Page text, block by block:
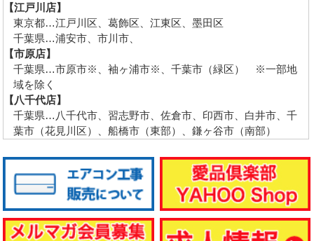
【江戸川店】
東京都…江戸川区、葛飾区、江東区、墨田区
千葉県…浦安市、市川市、
【市原店】
千葉県…市原市※、袖ヶ浦市※、千葉市（緑区） ※一部地
域を除く
【八千代店】
千葉県…八千代市、習志野市、佐倉市、印西市、白井市、千
葉市（花見川区）、船橋市（東部）、鎌ヶ谷市（南部）